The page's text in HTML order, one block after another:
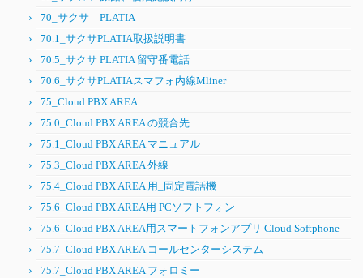
70_サクサ PLATIA
70.1_サクサPLATIA取扱説明書
70.5_サクサ PLATIA 留守番電話
70.6_サクサPLATIAスマフォ内線Mliner
75_Cloud PBX AREA
75.0_Cloud PBX AREA の競合先
75.1_Cloud PBX AREA マニュアル
75.3_Cloud PBX AREA 外線
75.4_Cloud PBX AREA 用_固定電話機
75.6_Cloud PBX AREA用 PCソフトフォン
75.6_Cloud PBX AREA用スマートフォンアプリ Cloud Softphone
75.7_Cloud PBX AREA コールセンターシステム
75.7_Cloud PBX AREA フォロミー